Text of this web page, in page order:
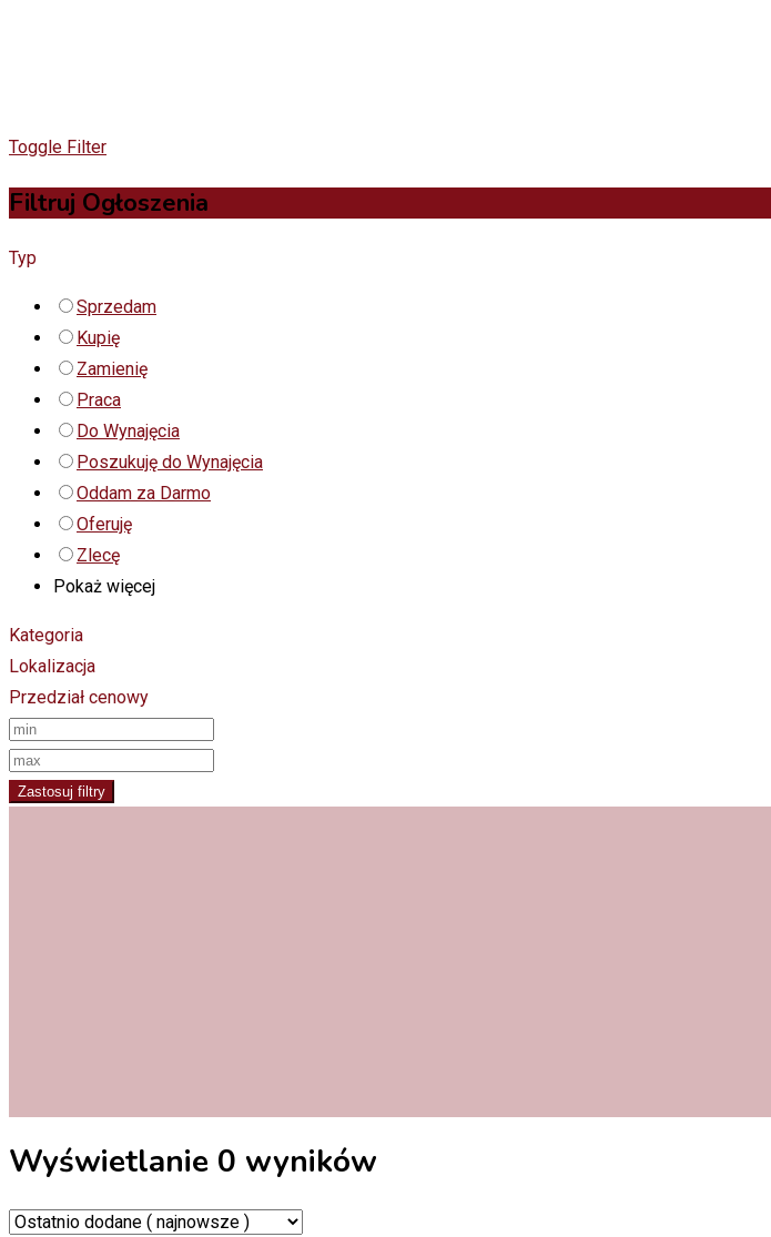
Toggle Filter
Filtruj Ogłoszenia
Typ
Sprzedam
Kupię
Zamienię
Praca
Do Wynajęcia
Poszukuję do Wynajęcia
Oddam za Darmo
Oferuję
Zlecę
Pokaż więcej
Kategoria
Lokalizacja
Przedział cenowy
Zastosuj filtry
Wyświetlanie 0 wyników